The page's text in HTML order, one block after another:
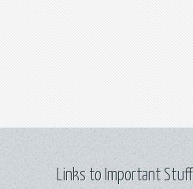
Links to Important Stuff